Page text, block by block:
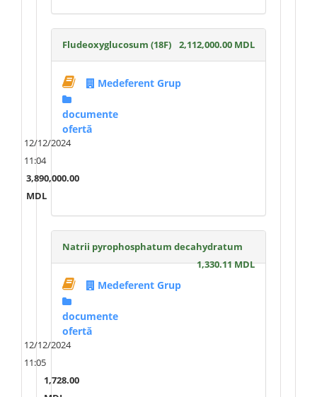
Fludeoxyglucosum (18F) 2,112,000.00 MDL
Medeferent Grup
documente
ofertă
12/12/2024
11:04
3,890,000.00
MDL
Natrii pyrophosphatum decahydratum
1,330.11 MDL
Medeferent Grup
documente
ofertă
12/12/2024
11:05
1,728.00